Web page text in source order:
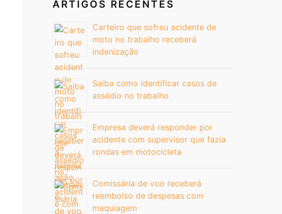
ARTIGOS RECENTES
Carteiro que sofreu acidente de
moto no trabalho receberá
indenização
Saiba como identificar casos de
assédio no trabalho
Empresa deverá responder por
acidente com supervisor que fazia
rondas em motocicleta
Comissária de voo receberá
reembolso de despesas com
maquiagem